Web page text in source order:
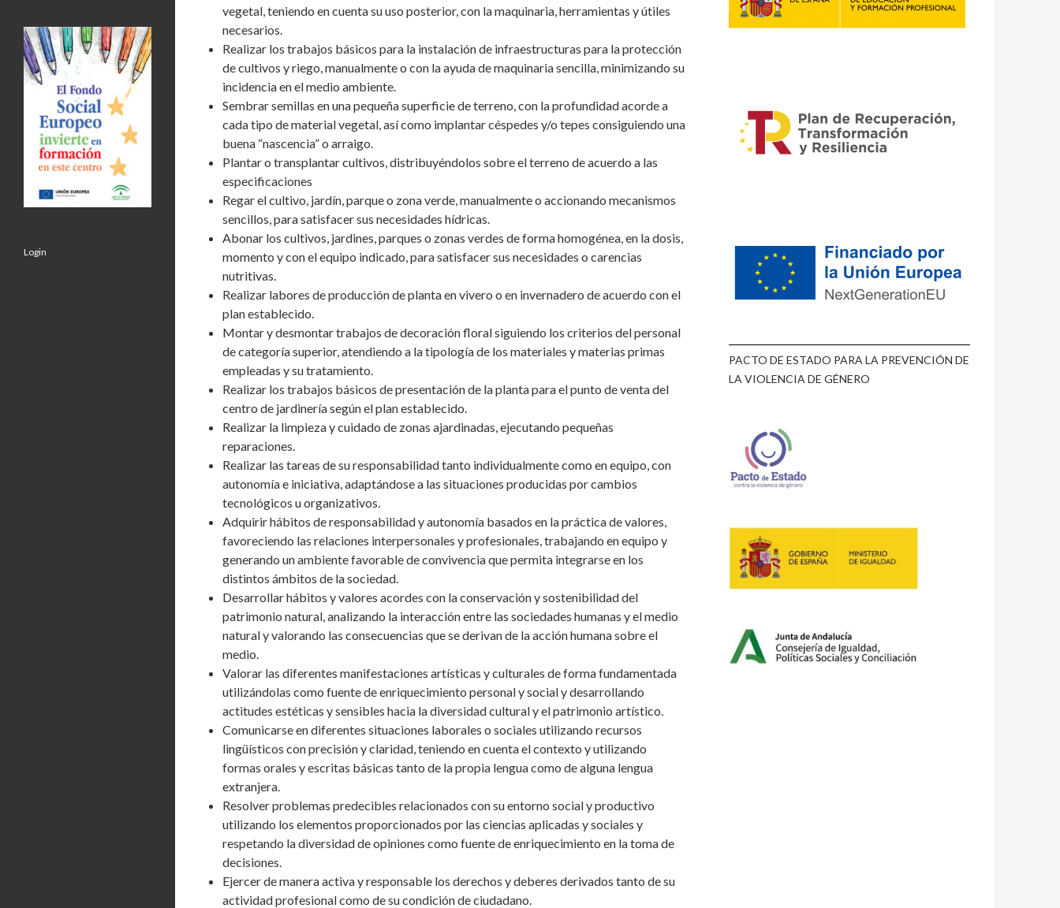
vegetal, teniendo en cuenta su uso posterior, con la maquinaria, herramientas y útiles
necesarios.
Realizar los trabajos básicos para la instalación de infraestructuras para la protección
de cultivos y riego, manualmente o con la ayuda de maquinaria sencilla, minimizando su
incidencia en el medio ambiente.
Sembrar semillas en una pequeña superficie de terreno, con la profundidad acorde a
cada tipo de material vegetal, así como implantar céspedes y/o tepes consiguiendo una
buena “nascencia” o arraigo.
Plantar o transplantar cultivos, distribuyéndolos sobre el terreno de acuerdo a las
especificaciones
Regar el cultivo, jardín, parque o zona verde, manualmente o accionando mecanismos
sencillos, para satisfacer sus necesidades hídricas.
Abonar los cultivos, jardines, parques o zonas verdes de forma homogénea, en la dosis,
momento y con el equipo indicado, para satisfacer sus necesidades o carencias
nutritivas.
Realizar labores de producción de planta en vivero o en invernadero de acuerdo con el
plan establecido.
Montar y desmontar trabajos de decoración floral siguiendo los criterios del personal
de categoría superior, atendiendo a la tipología de los materiales y materias primas
empleadas y su tratamiento.
Realizar los trabajos básicos de presentación de la planta para el punto de venta del
centro de jardinería según el plan establecido.
Realizar la limpieza y cuidado de zonas ajardinadas, ejecutando pequeñas
reparaciones.
Realizar las tareas de su responsabilidad tanto individualmente como en equipo, con
autonomía e iniciativa, adaptándose a las situaciones producidas por cambios
tecnológicos u organizativos.
Adquirir hábitos de responsabilidad y autonomía basados en la práctica de valores,
favoreciendo las relaciones interpersonales y profesionales, trabajando en equipo y
generando un ambiente favorable de convivencia que permita integrarse en los
distintos ámbitos de la sociedad.
Desarrollar hábitos y valores acordes con la conservación y sostenibilidad del
patrimonio natural, analizando la interacción entre las sociedades humanas y el medio
natural y valorando las consecuencias que se derivan de la acción humana sobre el
medio.
Valorar las diferentes manifestaciones artísticas y culturales de forma fundamentada
utilizándolas como fuente de enriquecimiento personal y social y desarrollando
actitudes estéticas y sensibles hacia la diversidad cultural y el patrimonio artístico.
Comunicarse en diferentes situaciones laborales o sociales utilizando recursos
lingüísticos con precisión y claridad, teniendo en cuenta el contexto y utilizando
formas orales y escritas básicas tanto de la propia lengua como de alguna lengua
extranjera.
Resolver problemas predecibles relacionados con su entorno social y productivo
utilizando los elementos proporcionados por las ciencias aplicadas y sociales y
respetando la diversidad de opiniones como fuente de enriquecimiento en la toma de
decisiones.
Ejercer de manera activa y responsable los derechos y deberes derivados tanto de su
actividad profesional como de su condición de ciudadano.
PACTO DE ESTADO PARA LA PREVENCIÓN DE
LA VIOLENCIA DE GÉNERO
Login